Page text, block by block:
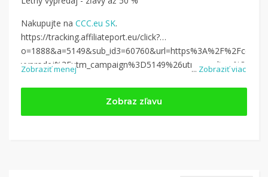
... Zobraziť viac
Nakupujte na CCC.eu SK.
https://tracking.affiliateport.eu/click?
Zobraziť menej
Zobraz zľavu